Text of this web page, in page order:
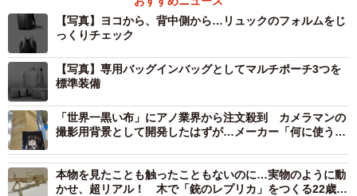
を中心に人気を博している。
「もっと多くの世代にKLONの魅力を知ってほしい」と米原
社長がクラウドファンディング「Makuake」で打ち出した
のが今回のハイブリッドなリュック「KLON FULL
FUNCTION BACKPACK」だ。
【写真】ヨコから、背中側から…リュックのフォルムをじ
っくりチェック
【写真】専用バッグインバッグとしてマルチポーチ3つを
標準装備
「世界一黒い布」にアノ業界から注文殺到 カメラマンの
撮影用背景として開発したはずが…メーカー「何に使うの
本物を見たことも触ったこともないのに…実物のように動
かせ、超リアル！ 木で「銃のレプリカ」をつくる22歳っ